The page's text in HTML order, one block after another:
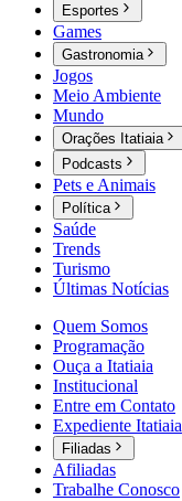
Esportes
Games
Gastronomia
Jogos
Meio Ambiente
Mundo
Orações Itatiaia
Podcasts
Pets e Animais
Política
Saúde
Trends
Turismo
Últimas Notícias
Quem Somos
Programação
Ouça a Itatiaia
Institucional
Entre em Contato
Expediente Itatiaia
Filiadas
Afiliadas
Trabalhe Conosco